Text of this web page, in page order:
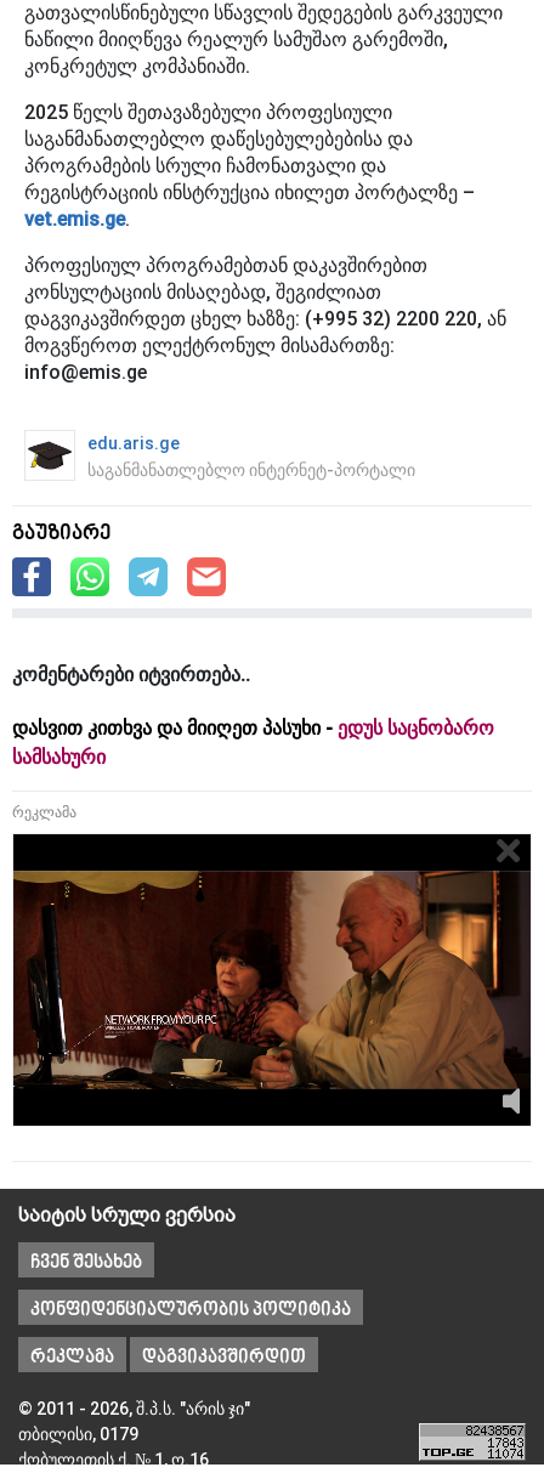
გათვალისწინებული სწავლის შედეგების გარკვეული
ნაწილი მიიღწევა რეალურ სამუშაო გარემოში,
კონკრეტულ კომპანიაში.
2025 წელს შეთავაზებული პროფესიული
საგანმანათლებლო დაწესებულებებისა და
პროგრამების სრული ჩამონათვალი და
რეგისტრაციის ინსტრუქცია იხილეთ პორტალზე –
vet.emis.ge.
პროფესიულ პროგრამებთან დაკავშირებით
კონსულტაციის მისაღებად, შეგიძლიათ
დაგვიკავშირდეთ ცხელ ხაზზე: (+995 32) 2200 220, ან
მოგვწეროთ ელექტრონულ მისამართზე:
info@emis.ge
edu.aris.ge
საგანმანათლებლო ინტერნეტ-პორტალი
გაუზიარე
კომენტარები იტვირთება
დასვით კითხვა და მიიღეთ პასუხი - ედუს საცნობარო
სამსახური
რეკლამა
საიტის სრული ვერსია
ჩვენ შესახებ
კონფიდენციალურობის პოლიტიკა
რეკლამა დაგვიკავშირდით
© 2011 - 2026, შ.პ.ს. "არის ჯი"
თბილისი, 0179
ქობულეთის ქ. № 1, ო.16